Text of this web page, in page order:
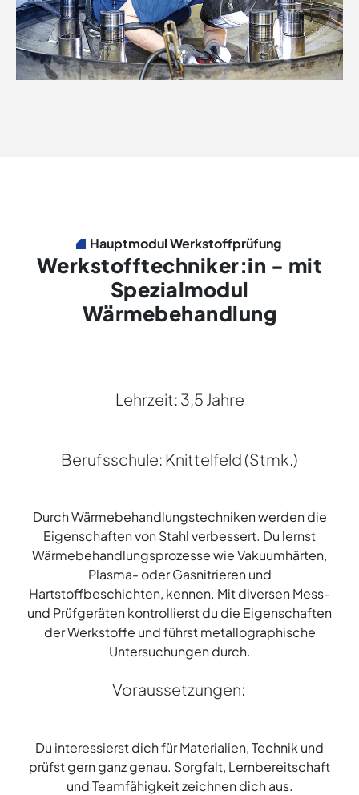
Hauptmodul Werkstoffprüfung
Werkstofftechniker:in - mit
Spezialmodul
Wärmebehandlung
Lehrzeit: 3,5 Jahre
Berufsschule: Knittelfeld (Stmk.)
Durch Wärmebehandlungstechniken werden die
Eigenschaften von Stahl verbessert. Du lernst
Wärmebehandlungsprozesse wie Vakuumhärten,
Plasma- oder Gasnitrieren und
Hartstoffbeschichten, kennen. Mit diversen Mess-
und Prüfgeräten kontrollierst du die Eigenschaften
der Werkstoffe und führst metallographische
Untersuchungen durch.
Voraussetzungen:
Du interessierst dich für Materialien, Technik und
prüfst gern ganz genau. Sorgfalt, Lernbereitschaft
und Teamfähigkeit zeichnen dich aus.